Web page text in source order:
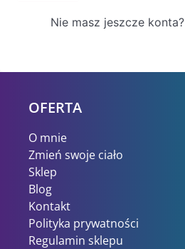
Nie masz jeszcze konta?
OFERTA
O mnie
Zmień swoje ciało
Sklep
Blog
Kontakt
Polityka prywatności
Regulamin sklepu